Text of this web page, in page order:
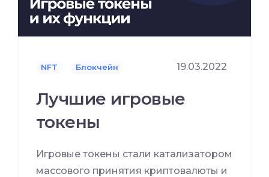
NFT Блокчейн 19.03.2022
Лучшие игровые
токены
Игровые токены стали катализатором
массового принятия криптовалюты и